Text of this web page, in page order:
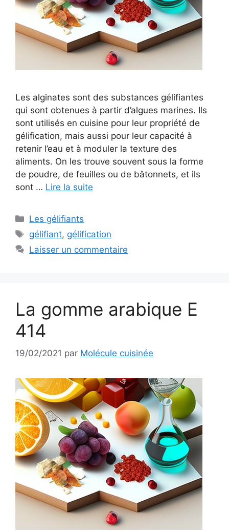
Les alginates sont des substances gélifiantes
qui sont obtenues à partir d’algues marines. Ils
sont utilisés en cuisine pour leur propriété de
gélification, mais aussi pour leur capacité à
retenir l’eau et à moduler la texture des
aliments. On les trouve souvent sous la forme
de poudre, de feuilles ou de bâtonnets, et ils
sont … Lire la suite
Catégories
Les gélifiants
Étiquettes
gélifiant, gélification
Laisser un commentaire
La gomme arabique E
414
19/02/2021 par Molécule cuisinée